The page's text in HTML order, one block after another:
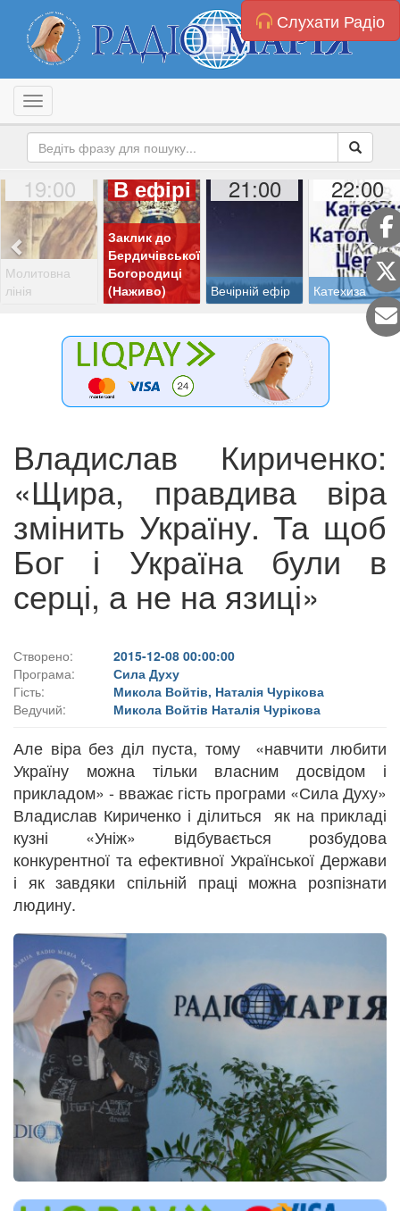
Слухати Радіо
Toggle navigation
19:00
Молитовна
лінія
В ефірі
Заклик до
Бердичівської
Богородиці
(Наживо)
21:00
Вечірній ефір
22:00
Катехиза
Владислав Кириченко:
«Щира, правдива віра
змінить Україну. Та щоб
Бог і Україна були в
серці, а не на язиці»
Створено:
2015-12-08 00:00:00
Програма:
Сила Духу
Гість:
Микола Войтів, Наталія Чурікова
Ведучий:
Микола Войтів Наталія Чурікова
Але віра без діл пуста, тому «навчити любити
Україну можна тільки власним досвідом і
прикладом» - вважає гість програми «Сила Духу»
Владислав Кириченко і ділиться як на прикладі
кузні «Уніж» відбувається розбудова
конкурентної та ефективної Української Держави
і як завдяки спільній праці можна розпізнати
людину.